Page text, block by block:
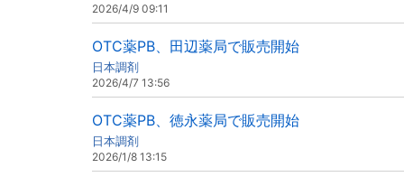
2026/4/9 09:11
OTC薬PB、田辺薬局で販売開始
日本調剤
2026/4/7 13:56
OTC薬PB、徳永薬局で販売開始
日本調剤
2026/1/8 13:15